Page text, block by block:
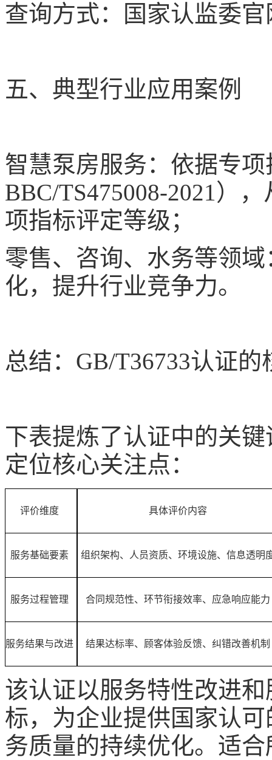
查询方式：国家认监委
五、典型行业应用案例
智慧泵房服务：依据专
BBC/TS475008-2021），
项指标评定等级；
零售、咨询、水务等领
化，提升行业竞争力。
总结： GB/T36733认证的
下表提炼了认证中的关
定位核心关注点：
评价维度 具体评价内容
服务基础要素 组织架构、人员资质、环境设施、信息透明
服务过程管理 合同规范性、环节衔接效率、应急响应能力
服务结果与改进 结果达标率、顾客体验反馈、纠错改善机制
该认证以服务特性改进
标，为企业提供国家认
务质量的持续优化。适